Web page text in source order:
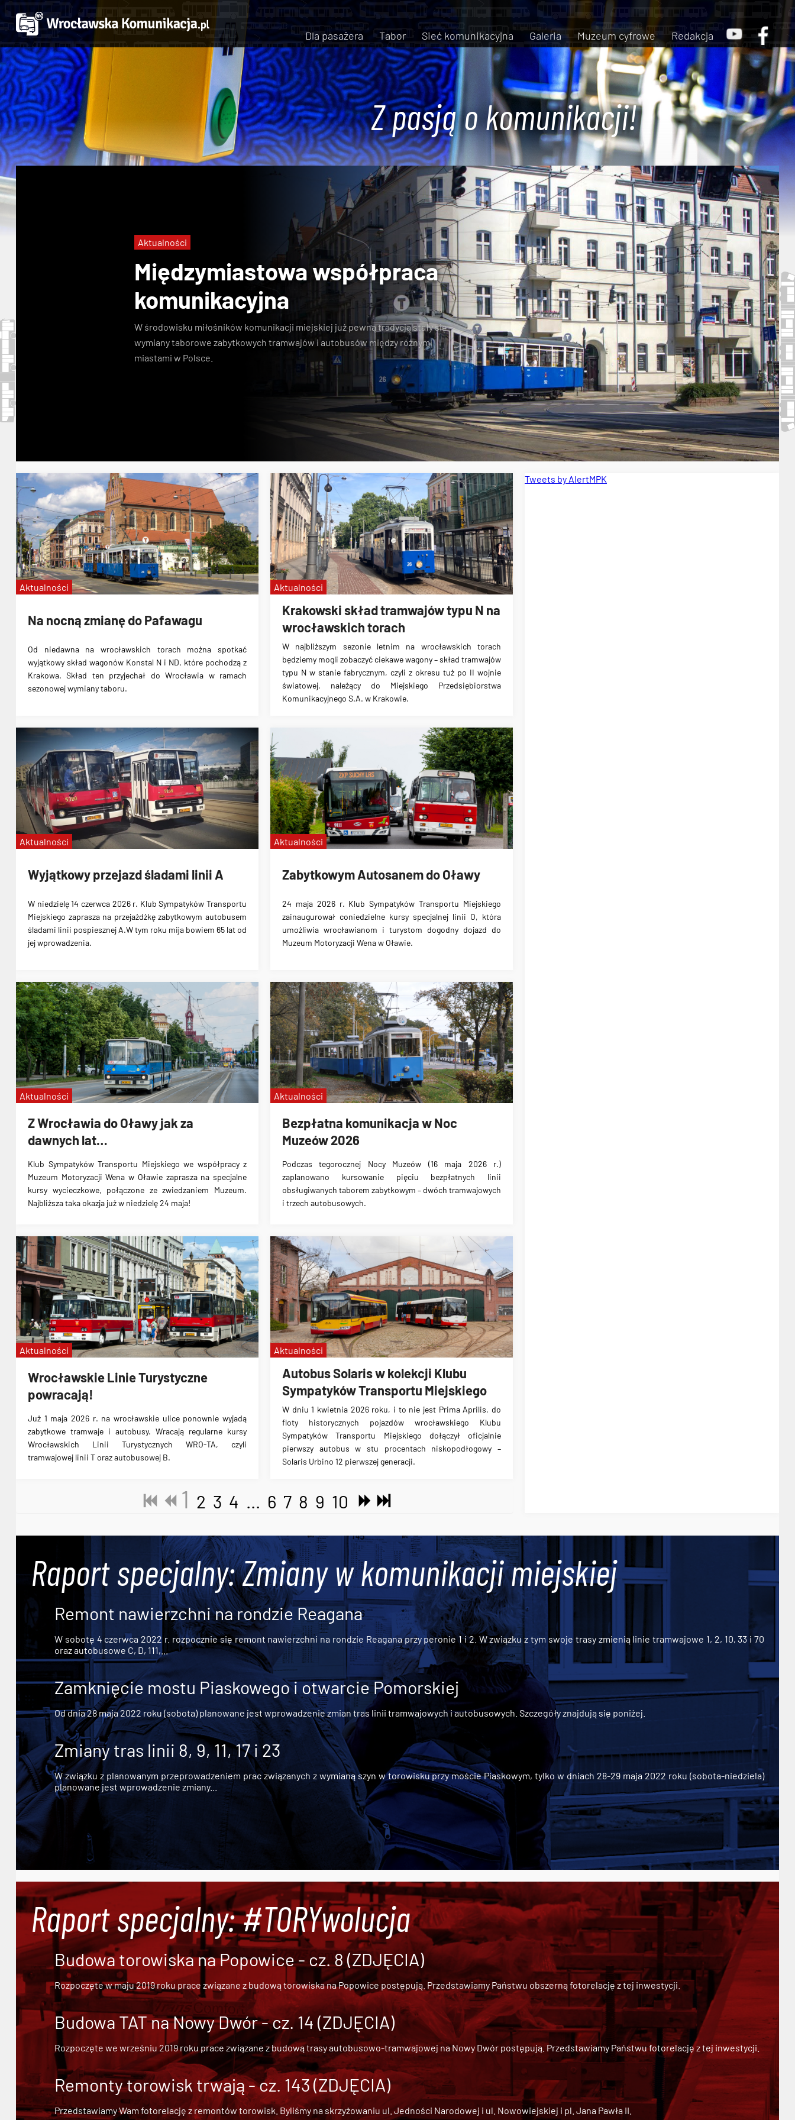
Dla pasażera Tabor Sieć komunikacyjna Galeria Muzeum cyfrowe Redakcja
Z pasją o komunikacji!
Międzymiastowa współpraca
komunikacyjna
W środowisku miłośników komunikacji miejskiej już pewną tradycją stały się
wymiany taborowe zabytkowych tramwajów i autobusów między różnymi
miastami w Polsce.
Aktualności
Konstal N zabytkowe tramwaje KSTM linie specjalne Wrocławskie Linie Turystyczne MPK Kraków
Na nocną zmianę do Pafawagu
Od niedawna na wrocławskich torach można spotkać
wyjątkowy skład wagonów Konstal N i ND, które pochodzą z
Krakowa. Skład ten przyjechał do Wrocławia w ramach
sezonowej wymiany taboru.
Aktualności
Krakowski skład tramwajów typu N na
wrocławskich torach
W najbliższym sezonie letnim na wrocławskich torach
będziemy mogli zobaczyć ciekawe wagony – skład tramwajów
typu N w stanie fabrycznym, czyli z okresu tuż po II wojnie
światowej, należący do Miejskiego Przedsiębiorstwa
Komunikacyjnego S.A. w Krakowie.
Aktualności
Wyjątkowy przejazd śladami linii A
W niedzielę 14 czerwca 2026 r. Klub Sympatyków Transportu
Miejskiego zaprasza na przejażdżkę zabytkowym autobusem
śladami linii pospiesznej A.W tym roku mija bowiem 65 lat od
jej wprowadzenia.
Aktualności
Zabytkowym Autosanem do Oławy
24 maja 2026 r. Klub Sympatyków Transportu Miejskiego
zainaugurował coniedzielne kursy specjalnej linii O, która
umożliwia wrocławianom i turystom dogodny dojazd do
Muzeum Motoryzacji Wena w Oławie.
Aktualności
Z Wrocławia do Oławy jak za
dawnych lat…
Klub Sympatyków Transportu Miejskiego we współpracy z
Muzeum Motoryzacji Wena w Oławie zaprasza na specjalne
kursy wycieczkowe, połączone ze zwiedzaniem Muzeum.
Najbliższa taka okazja już w niedzielę 24 maja!
Aktualności
Bezpłatna komunikacja w Noc
Muzeów 2026
Podczas tegorocznej Nocy Muzeów (16 maja 2026 r.)
zaplanowano kursowanie pięciu bezpłatnych linii
obsługiwanych taborem zabytkowym – dwóch tramwajowych
i trzech autobusowych.
Aktualności
Wrocławskie Linie Turystyczne
powracają!
Już 1 maja 2026 r. na wrocławskie ulice ponownie wyjadą
zabytkowe tramwaje i autobusy. Wracają regularne kursy
Wrocławskich Linii Turystycznych WRO-TA, czyli
tramwajowej linii T oraz autobusowej B.
Aktualności
Autobus Solaris w kolekcji Klubu
Sympatyków Transportu Miejskiego
W dniu 1 kwietnia 2026 roku, i to nie jest Prima Aprilis, do
floty historycznych pojazdów wrocławskiego Klubu
Sympatyków Transportu Miejskiego dołączył oficjalnie
pierwszy autobus w stu procentach niskopodłogowy –
Solaris Urbino 12 pierwszej generacji.
Aktualności
1 2 3 4 ... 6 7 8 9 10
Tweets by AlertMPK
Raport specjalny: Zmiany w komunikacji miejskiej
Remont nawierzchni na rondzie Reagana
W sobotę 4 czerwca 2022 r. rozpocznie się remont nawierzchni na rondzie Reagana przy peronie 1 i 2. W związku z tym swoje trasy zmienią linie tramwajowe 1, 2, 10, 33 i 70
oraz autobusowe C, D, 111,...
Zamknięcie mostu Piaskowego i otwarcie Pomorskiej
Od dnia 28 maja 2022 roku (sobota) planowane jest wprowadzenie zmian tras linii tramwajowych i autobusowych. Szczegóły znajdują się poniżej.
Zmiany tras linii 8, 9, 11, 17 i 23
W związku z planowanym przeprowadzeniem prac związanych z wymianą szyn w torowisku przy moście Piaskowym, tylko w dniach 28-29 maja 2022 roku (sobota-niedziela)
planowane jest wprowadzenie zmiany...
Raport specjalny: #TORYwolucja
Budowa torowiska na Popowice - cz. 8 (ZDJĘCIA)
Rozpoczęte w maju 2019 roku prace związane z budową torowiska na Popowice postępują. Przedstawiamy Państwu obszerną fotorelację z tej inwestycji.
Budowa TAT na Nowy Dwór - cz. 14 (ZDJĘCIA)
Rozpoczęte we wrześniu 2019 roku prace związane zbudową trasy autobusowo-tramwajowej na Nowy Dwórpostępują. Przedstawiamy Państwu fotorelację z tej inwestycji.
Remonty torowisk trwają - cz. 143 (ZDJĘCIA)
Przedstawiamy Wam fotorelację z remontów torowisk. Byliśmy na skrzyżowaniu ul. Jedności Narodowej i ul. Nowowiejskiej i pl. Jana Pawła II.